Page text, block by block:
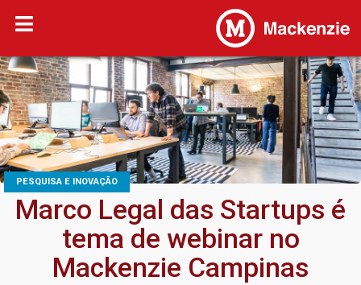
PESQUISA E INOVAÇÃO
Marco Legal das Startups é
tema de webinar no
Mackenzie Campinas